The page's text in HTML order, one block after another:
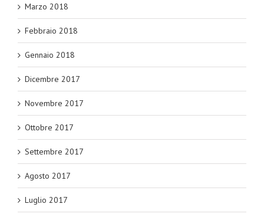
Marzo 2018
Febbraio 2018
Gennaio 2018
Dicembre 2017
Novembre 2017
Ottobre 2017
Settembre 2017
Agosto 2017
Luglio 2017